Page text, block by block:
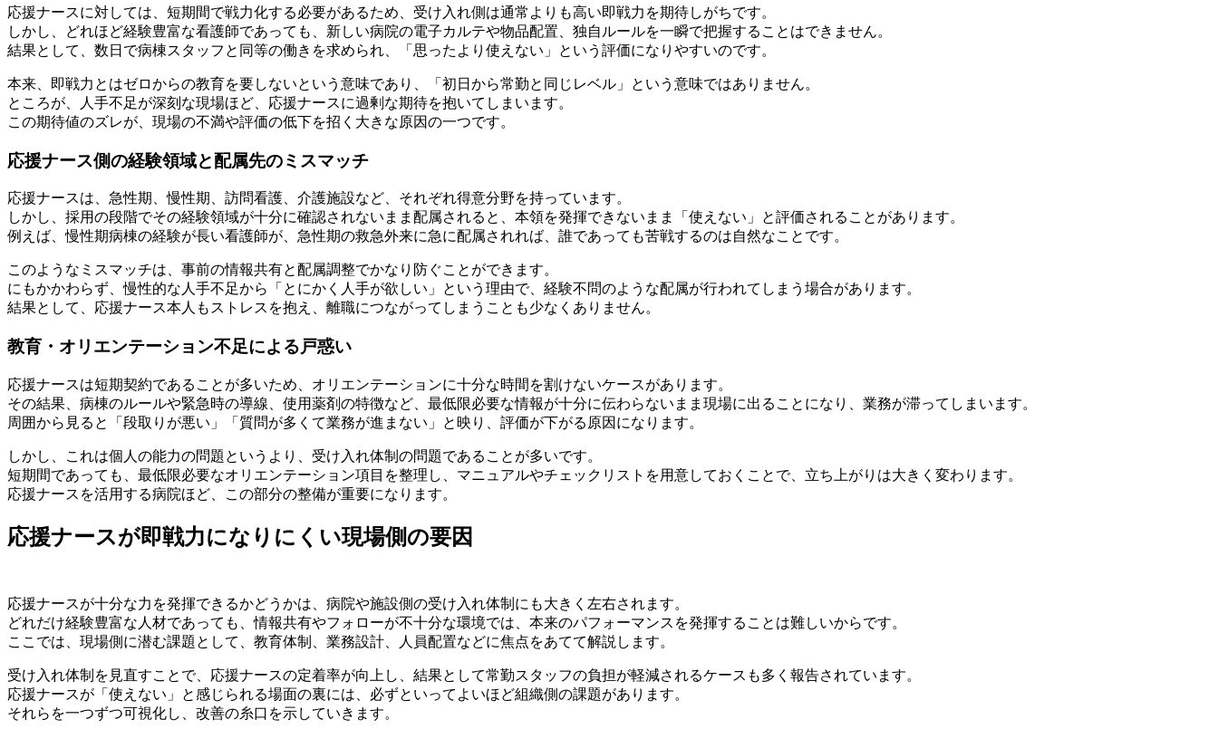
応援ナースに対しては、短期間で戦力化する必要があるため、受け入れ側は通常よりも高い即戦力を期待しがちです。
しかし、どれほど経験豊富な看護師であっても、新しい病院の電子カルテや物品配置、独自ルールを一瞬で把握することはできません。
結果として、数日で病棟スタッフと同等の働きを求められ、「思ったより使えない」という評価になりやすいのです。
本来、即戦力とはゼロからの教育を要しないという意味であり、「初日から常勤と同じレベル」という意味ではありません。
ところが、人手不足が深刻な現場ほど、応援ナースに過剰な期待を抱いてしまいます。
この期待値のズレが、現場の不満や評価の低下を招く大きな原因の一つです。
応援ナース側の経験領域と配属先のミスマッチ
応援ナースは、急性期、慢性期、訪問看護、介護施設など、それぞれ得意分野を持っています。
しかし、採用の段階でその経験領域が十分に確認されないまま配属されると、本領を発揮できないまま「使えない」と評価されることがあります。
例えば、慢性期病棟の経験が長い看護師が、急性期の救急外来に急に配属されれば、誰であっても苦戦するのは自然なことです。
このようなミスマッチは、事前の情報共有と配属調整でかなり防ぐことができます。
にもかかわらず、慢性的な人手不足から「とにかく人手が欲しい」という理由で、経験不問のような配属が行われてしまう場合があります。
結果として、応援ナース本人もストレスを抱え、離職につながってしまうことも少なくありません。
教育・オリエンテーション不足による戸惑い
応援ナースは短期契約であることが多いため、オリエンテーションに十分な時間を割けないケースがあります。
その結果、病棟のルールや緊急時の導線、使用薬剤の特徴など、最低限必要な情報が十分に伝わらないまま現場に出ることになり、業務が滞ってしまいます。
周囲から見ると「段取りが悪い」「質問が多くて業務が進まない」と映り、評価が下がる原因になります。
しかし、これは個人の能力の問題というより、受け入れ体制の問題であることが多いです。
短期間であっても、最低限必要なオリエンテーション項目を整理し、マニュアルやチェックリストを用意しておくことで、立ち上がりは大きく変わります。
応援ナースを活用する病院ほど、この部分の整備が重要になります。
応援ナースが即戦力になりにくい現場側の要因
応援ナースが十分な力を発揮できるかどうかは、病院や施設側の受け入れ体制にも大きく左右されます。
どれだけ経験豊富な人材であっても、情報共有やフォローが不十分な環境では、本来のパフォーマンスを発揮することは難しいからです。
ここでは、現場側に潜む課題として、教育体制、業務設計、人員配置などに焦点をあてて解説します。
受け入れ体制を見直すことで、応援ナースの定着率が向上し、結果として常勤スタッフの負担が軽減されるケースも多く報告されています。
応援ナースが「使えない」と感じられる場面の裏には、必ずといってよいほど組織側の課題があります。
それらを一つずつ可視化し、改善の糸口を示していきます。